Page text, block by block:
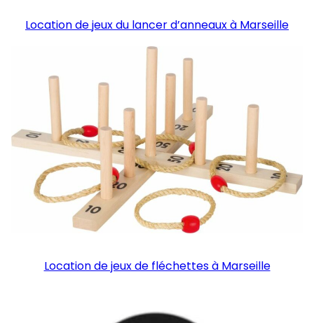
Location de jeux du lancer d’anneaux à Marseille
Location de jeux de fléchettes à Marseille